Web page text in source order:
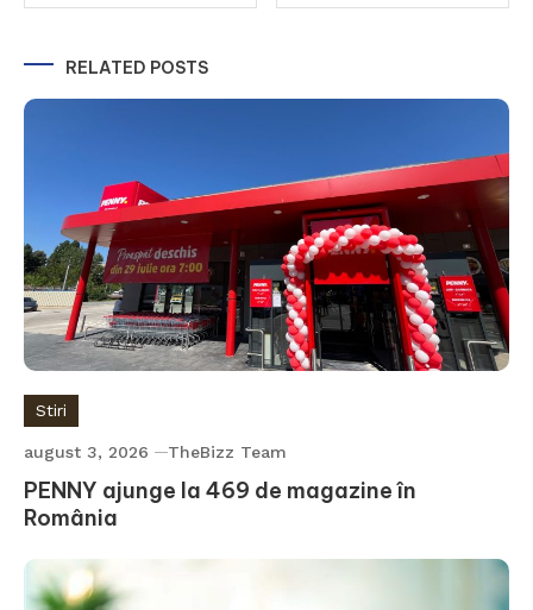
articole
RELATED POSTS
Stiri
august 3, 2026 TheBizz Team
PENNY ajunge la 469 de magazine în
România